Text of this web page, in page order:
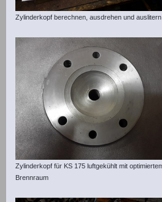
Zylinderkopf berechnen, ausdrehen und auslitern
Zylinderkopf für KS 175 luftgekühlt mit
Brennraum